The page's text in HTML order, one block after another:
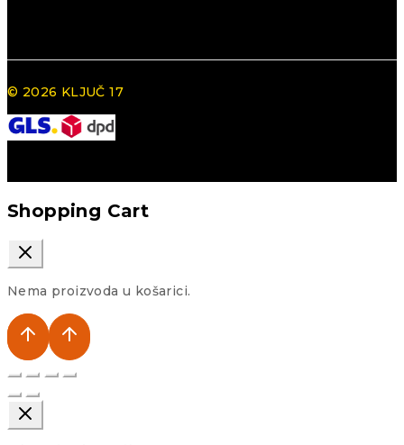
© 2026 KLJUČ 17
Shopping Cart
Nema proizvoda u košarici.